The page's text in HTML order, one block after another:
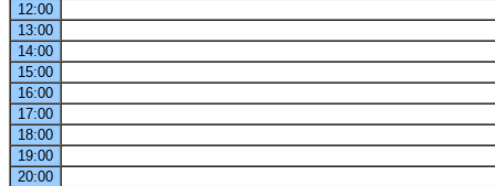
12:00
13:00
14:00
15:00
16:00
17:00
18:00
19:00
20:00